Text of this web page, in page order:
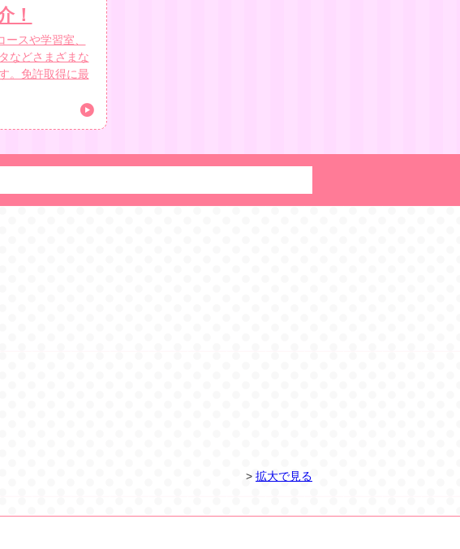
！
スや学習室、
などさまざまな
。免許取得に最
> 拡大で見る